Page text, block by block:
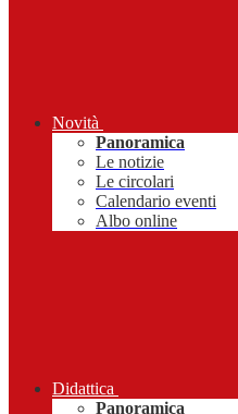
Novità
Panoramica
Le notizie
Le circolari
Calendario eventi
Albo online
Didattica
Panoramica